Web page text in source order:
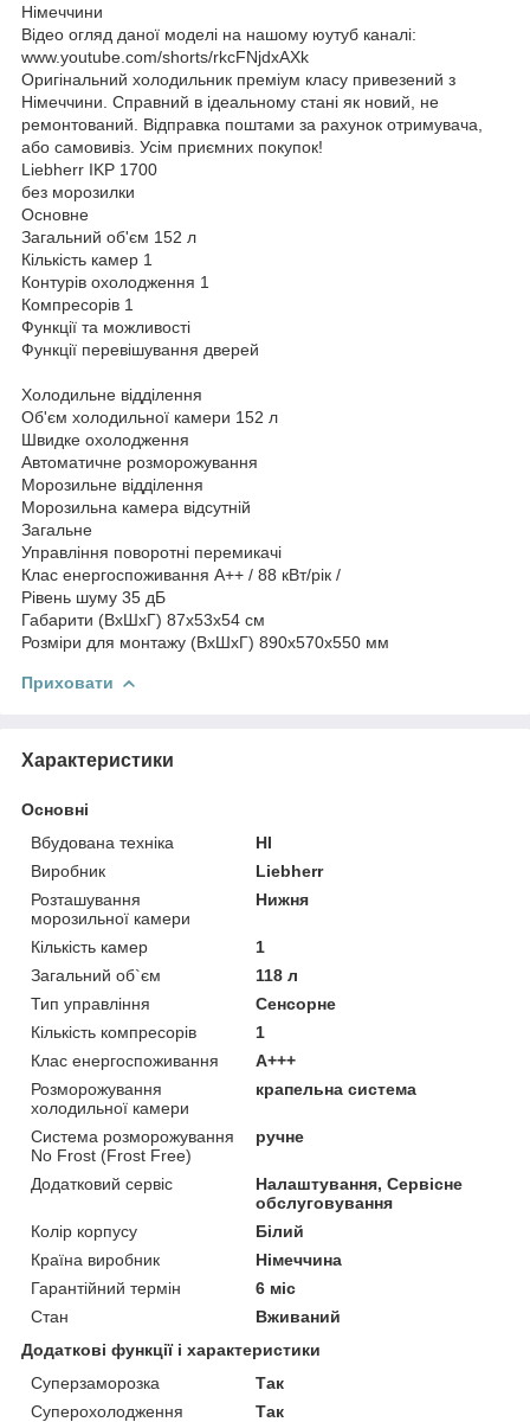
Німеччини
Відео огляд даної моделі на нашому юутуб каналі:
www.youtube.com/shorts/rkcFNjdxAXk
Оригінальний холодильник преміум класу привезений з
Німеччини. Справний в ідеальному стані як новий, не
ремонтований. Відправка поштами за рахунок отримувача,
або самовивіз. Усім приємних покупок!
Liebherr IKP 1700
без морозилки
Основне
Загальний об'єм 152 л
Кількість камер 1
Контурів охолодження 1
Компресорів 1
Функції та можливості
Функції перевішування дверей
Холодильне відділення
Об'єм холодильної камери 152 л
Швидке охолодження
Автоматичне розморожування
Морозильне відділення
Морозильна камера відсутній
Загальне
Управління поворотні перемикачі
Клас енергоспоживання A++ / 88 кВт/рік /
Рівень шуму 35 дБ
Габарити (ВхШхГ) 87х53х54 см
Розміри для монтажу (ВхШхГ) 890х570х550 мм
Приховати
Характеристики
Основні
Вбудована техніка
НІ
Виробник
Liebherr
Розташування
морозильної камери
Нижня
Кількість камер
1
Загальний об`єм
118 л
Тип управління
Сенсорне
Кількість компресорів
1
Клас енергоспоживання
A+++
Розморожування
холодильної камери
крапельна система
Система розморожування
No Frost (Frost Free)
ручне
Додатковий сервіс
Налаштування, Сервісне
обслуговування
Колір корпусу
Білий
Країна виробник
Німеччина
Гарантійний термін
6 міс
Стан
Вживаний
Додаткові функції і характеристики
Суперзаморозка
Так
Суперохолодження
Так